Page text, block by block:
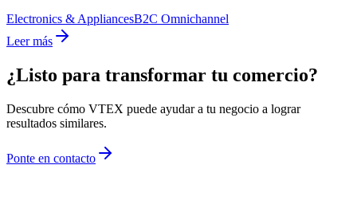
Electronics & AppliancesB2C Omnichannel
Leer más
¿Listo para transformar tu comercio?
Descubre cómo VTEX puede ayudar a tu negocio a lograr
resultados similares.
Ponte en contacto